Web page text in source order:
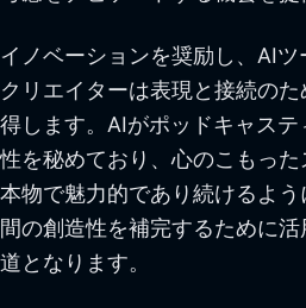
イノベーションを奨励し、AIツ
クリエイターは表現と接続の
得します。AIがポッドキャス
性を秘めており、心のこもっ
本物で魅力的であり続けるよ
間の創造性を補完するために
道となります。